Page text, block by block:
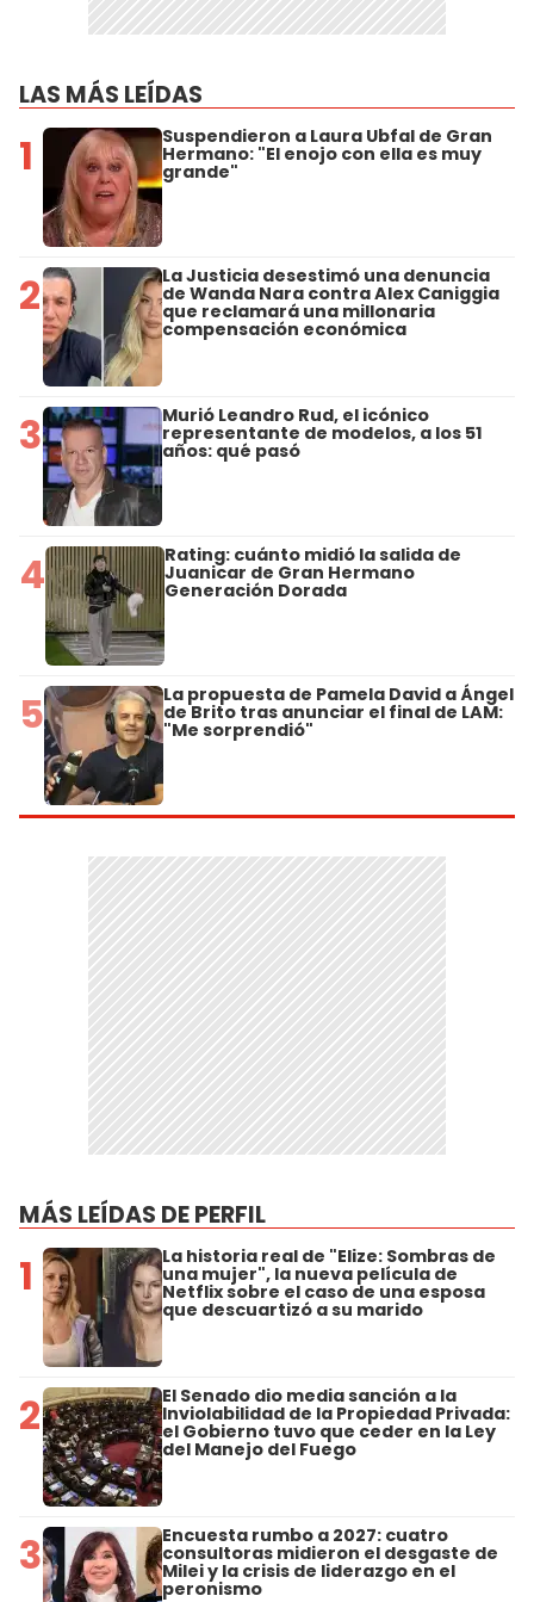
LAS MÁS LEÍDAS
1 Suspendieron a Laura Ubfal de Gran
Hermano: "El enojo con ella es muy
grande"
2 La Justicia desestimó una denuncia
de Wanda Nara contra Alex Caniggia
que reclamará una millonaria
compensación económica
3 Murió Leandro Rud, el icónico
representante de modelos, a los 51
años: qué pasó
4 Rating: cuánto midió la salida de
Juanicar de Gran Hermano
Generación Dorada
5 La propuesta de Pamela David a Ángel
de Brito tras anunciar el final de LAM:
"Me sorprendió"
MÁS LEÍDAS DE PERFIL
1 La historia real de "Elize: Sombras de
una mujer", la nueva película de
Netflix sobre el caso de una esposa
que descuartizó a su marido
2 El Senado dio media sanción a la
Inviolabilidad de la Propiedad Privada:
el Gobierno tuvo que ceder en la Ley
del Manejo del Fuego
3 Encuesta rumbo a 2027: cuatro
consultoras midieron el desgaste de
Milei y la crisis de liderazgo en el
peronismo